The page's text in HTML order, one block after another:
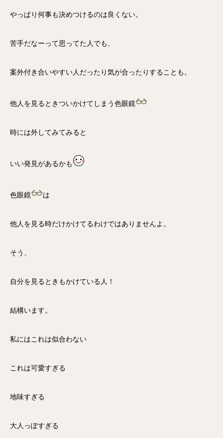
やっぱり何事も決めつけるのは良くない。
苦手だなーって思ってた人でも、
案外付き合いやすい人だったり気が合ったりすることも。
他人を見るときついかけてしまう色眼鏡
時には外してみてみると
いい発見があるかも
色眼鏡 は
他人を見る時だけかけてるわけではありませんよ。
そう、
自分を見るときもかけている人！
結構います。
私にはこれは似合わない
これは可愛すぎる
地味すぎる
大人っぽすぎる